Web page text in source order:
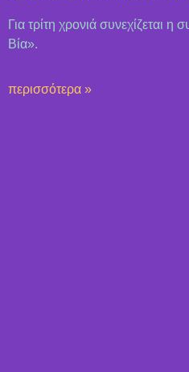
Για τρίτη χρονιά συνεχίζεται
Βία».
περισσότερα »